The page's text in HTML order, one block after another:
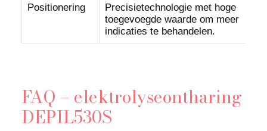
Positionering
Precisietechnologie met hoge
toegevoegde waarde om meer
indicaties te behandelen.
FAQ – elektrolyseontharing
DEPIL530S